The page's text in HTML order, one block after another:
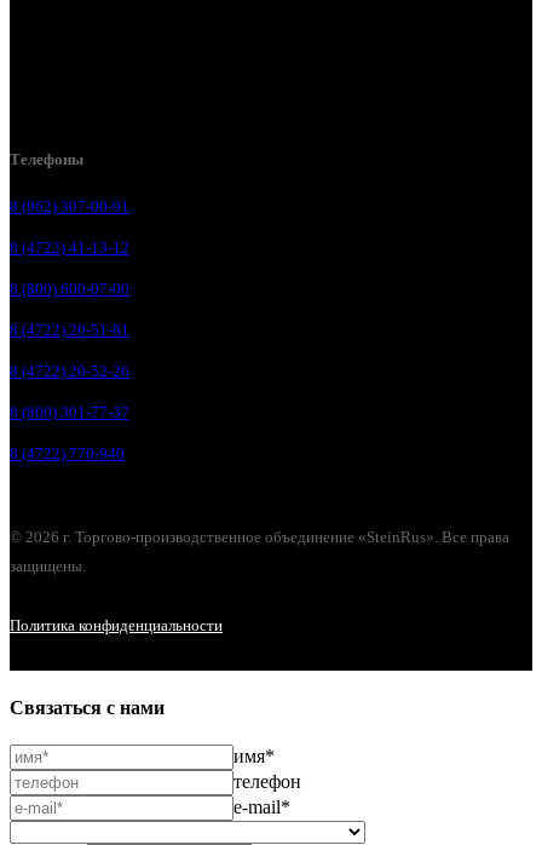
Телефоны
8 (962) 307-00-91
8 (4722) 41-13-12
8 (800) 600-07-00
8 (4722) 20-51-81
8 (4722) 20-52-26
8 (800) 301-77-37
8 (4722) 770-940
© 2026 г. Торгово-производственное объединение «SteinRus». Все права
защищены.
Политика конфиденциальности
Связаться с нами
имя*
телефон
e-mail*